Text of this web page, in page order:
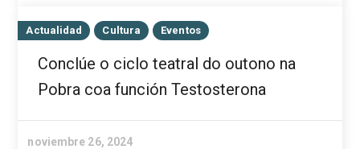
Actualidad Cultura Eventos
Conclúe o ciclo teatral do outono na
Pobra coa función Testosterona
noviembre 26, 2024